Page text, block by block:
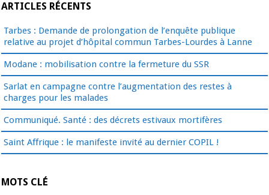
ARTICLES RÉCENTS
Tarbes : Demande de prolongation de l’enquête publique
relative au projet d’hôpital commun Tarbes-Lourdes à Lanne
Modane : mobilisation contre la fermeture du SSR
Sarlat en campagne contre l’augmentation des restes à
charges pour les malades
Communiqué. Santé : des décrets estivaux mortifères
Saint Affrique : le manifeste invité au dernier COPIL !
MOTS CLÉ